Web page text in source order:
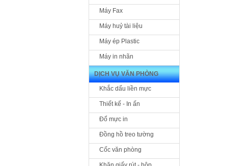
Máy Fax
Máy huỷ tài liệu
Máy ép Plastic
Máy in nhãn
DỊCH VỤ VĂN PHÒNG
Khắc dấu liền mực
Thiết kế - In ấn
Đổ mực in
Đồng hồ treo tường
Cốc văn phòng